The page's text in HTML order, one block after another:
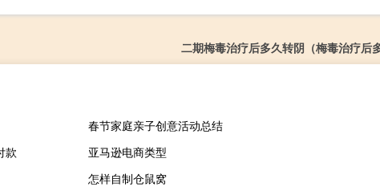
二期梅毒治疗后多久转阴（梅毒治疗后
春节家庭亲子创意活动总结
款
亚马逊电商类型
怎样自制仓鼠窝